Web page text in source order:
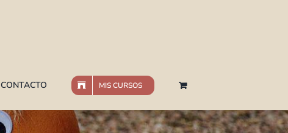
CONTACTO MIS CURSOS